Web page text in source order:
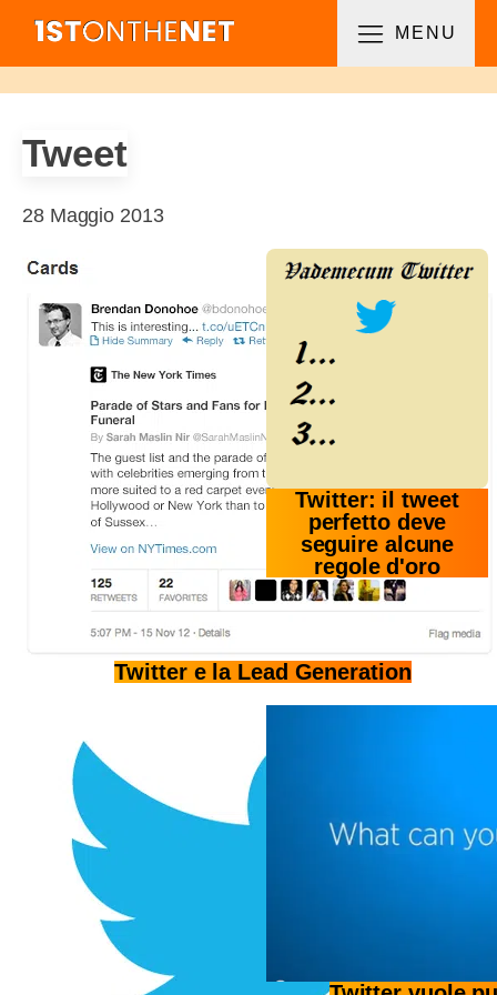
MENU
Tweet
28 Maggio 2013
Twitter e la Lead Generation
Twitter: il tweet
perfetto deve
seguire alcune
regole d'oro